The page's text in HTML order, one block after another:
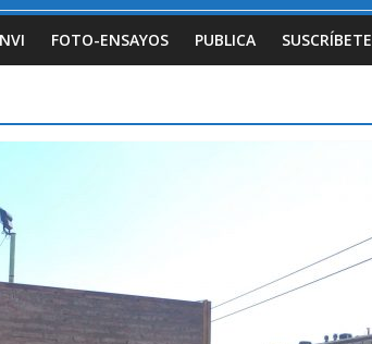
FOTO-ENSAYOS PUBLICA SUSCRÍBETE